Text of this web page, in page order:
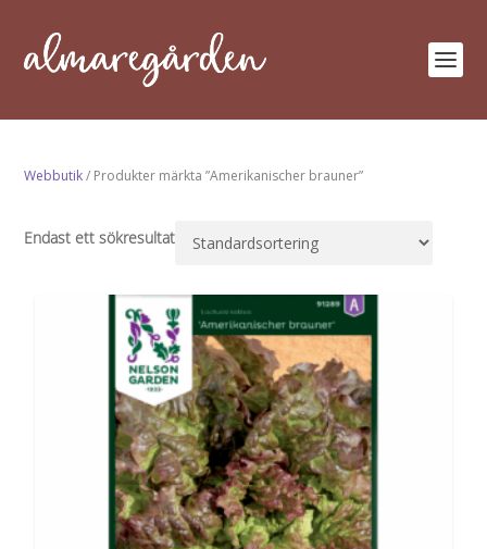
Webbutik/ Produkter märkta ”Amerikanischer brauner”
Endast ett sökresultat